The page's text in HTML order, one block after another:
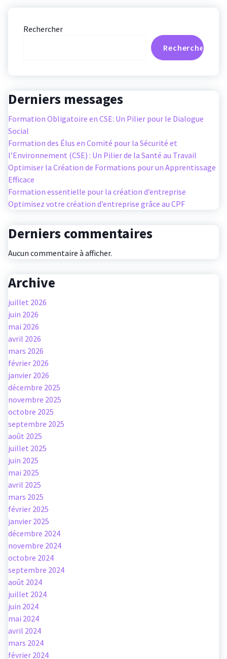
Rechercher
Rechercher
Derniers messages
Formation Obligatoire en CSE: Un Pilier pour le Dialogue
Social
Formation des Élus en Comité pour la Sécurité et
l’Environnement (CSE) : Un Pilier de la Santé au Travail
Optimiser la Création de Formations pour un Apprentissage
Efficace
Formation essentielle pour la création d’entreprise
Optimisez votre création d’entreprise grâce au CPF
Derniers commentaires
Aucun commentaire à afficher.
Archive
juillet 2026
juin 2026
mai 2026
avril 2026
mars 2026
février 2026
janvier 2026
décembre 2025
novembre 2025
octobre 2025
septembre 2025
août 2025
juillet 2025
juin 2025
mai 2025
avril 2025
mars 2025
février 2025
janvier 2025
décembre 2024
novembre 2024
octobre 2024
septembre 2024
août 2024
juillet 2024
juin 2024
mai 2024
avril 2024
mars 2024
février 2024